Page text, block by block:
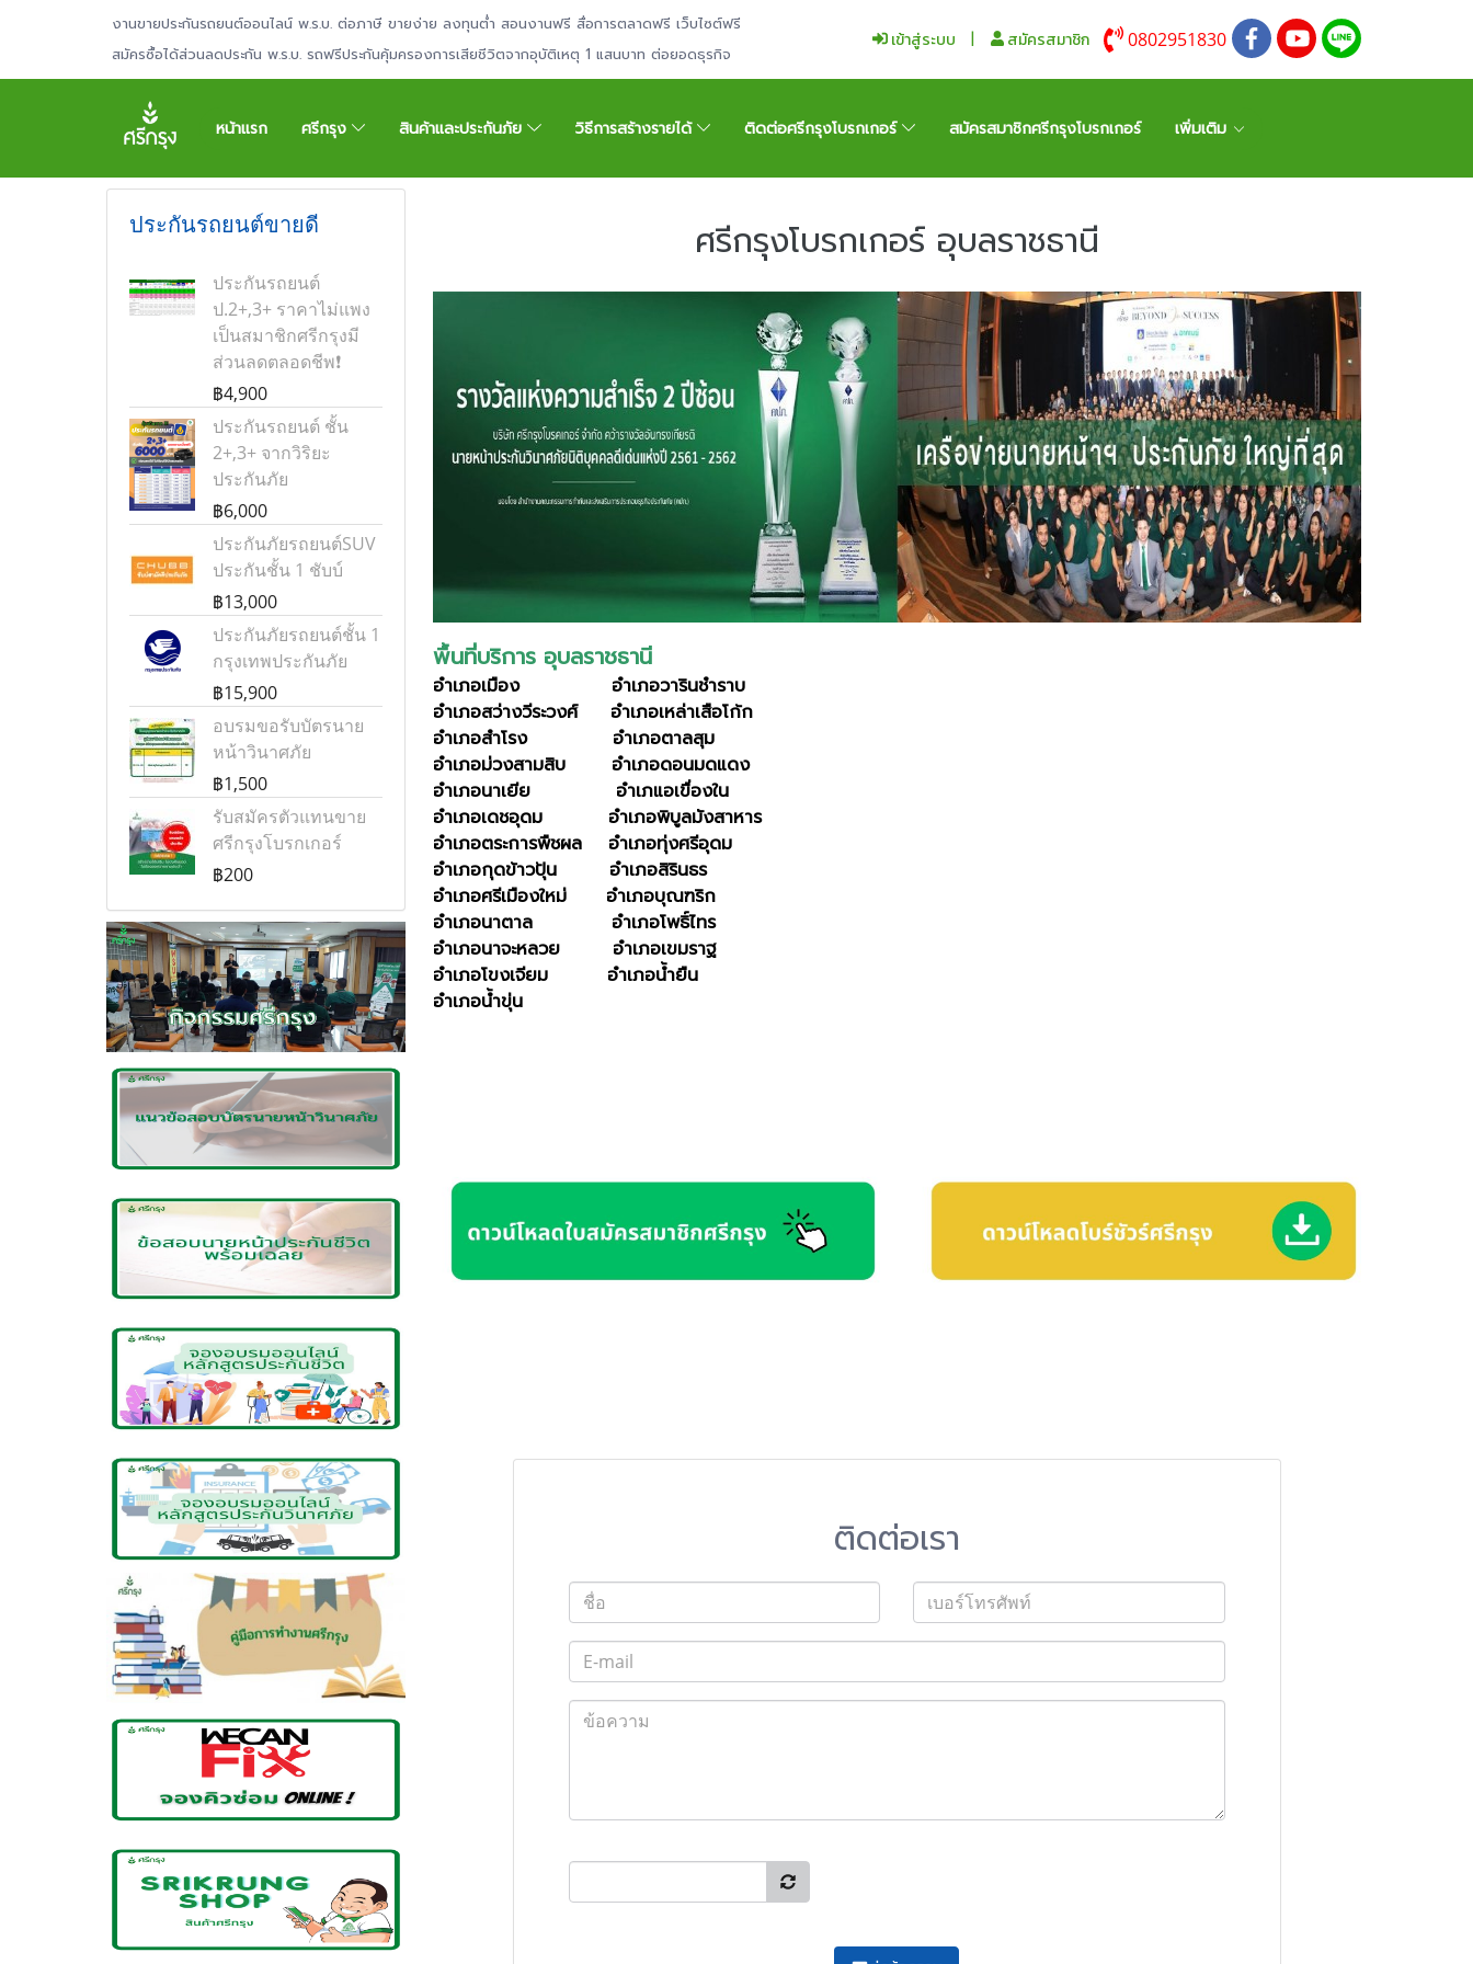
งานขายประกันรถยนต์ออนไลน์ พ.ร.บ. ต่อภาษี ขายง่าย ลงทุนต่ำ สอนงานฟรี สื่อการตลาดฟรี เว็บไซต์ฟรี
สมัครซื้อได้ส่วนลดประกัน พ.ร.บ. รถฟรีประกันคุ้มครองการเสียชีวิตจากอุบัติเหตุ 1 แสนบาท ต่อยอดธุรกิจ
เข้าสู่ระบบ สมัครสมาชิก 0802951830
หน้าแรก ศรีกรุง สินค้าและประกันภัย วิธีการสร้างรายได้ ติดต่อศรีกรุงโบรกเกอร์ สมัครสมาชิกศรีกรุงโบรกเกอร์ เพิ่มเติม
ศรีกรุงโบรกเกอร์ อุบลราชธานี
พื้นที่บริการ อุบลราชธานี
อำเภอเมือง อำเภอวารินชำราบ
อำเภอสว่างวีระวงศ์ อำเภอเหล่าเสือโก้ก
อำเภอสำโรง อำเภอตาลสุม
อำเภอม่วงสามสิบ อำเภอดอนมดแดง
อำเภอนาเยีย อำเภแอเขื่องใน
อำเภอเดชอุดม อำเภอพิบูลมังสาหาร
อำเภอตระการพืชผล อำเภอทุ่งศรีอุดม
อำเภอกุดข้าวปุ้น อำเภอสิรินธร
อำเภอศรีเมืองใหม่ อำเภอบุณฑริก
อำเภอนาตาล อำเภอโพธิ์ไทร
อำเภอนาจะหลวย อำเภอเขมราฐ
อำเภอโขงเจียม อำเภอน้ำยืน
อำเภอน้ำขุ่น
ติดต่อเรา
ประกันรถยนต์ขายดี
ประกันรถยนต์
ป.2+,3+ ราคาไม่แพง
เป็นสมาชิกศรีกรุงมี
ส่วนลดตลอดชีพ❗
฿4,900
ประกันรถยนต์ ชั้น
2+,3+ จากวิริยะ
ประกันภัย
฿6,000
ประกันภัยรถยนต์SUV
ประกันชั้น 1 ชับบ์
฿13,000
ประกันภัยรถยนต์ชั้น 1
กรุงเทพประกันภัย
฿15,900
อบรมขอรับบัตรนาย
หน้าวินาศภัย
฿1,500
รับสมัครตัวแทนขาย
ศรีกรุงโบรกเกอร์
฿200